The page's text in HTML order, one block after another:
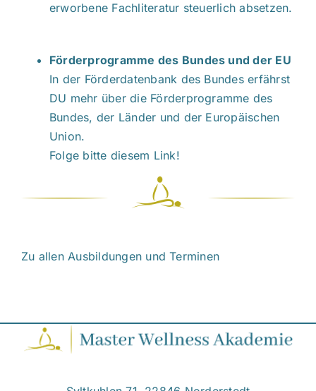
erworbene Fachliteratur steuerlich absetzen.
Förderprogramme des Bundes und der EU
In der Förderdatenbank des Bundeserfährst
DU mehr über die Förderprogramme des
Bundes, der Länder und der Europäischen
Union.
Folge bitte diesem Link!
Zu allen Ausbildungen und Terminen